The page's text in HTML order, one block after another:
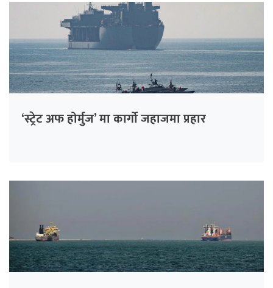
‘स्ट्रेट अफ होर्मुज’ मा कार्गो जहाजमा प्रहार